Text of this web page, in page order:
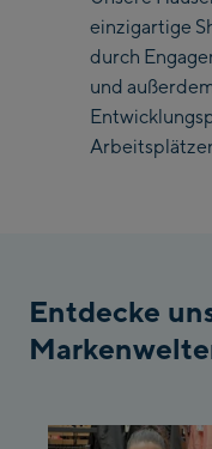
Saalbach Life.Style
Saalbach Zentrum
Kohlmaisbahn
Saalbach Ski-Service
McArthurGlen
Designer Outlet
einzigartige
durch
und
Entdecke